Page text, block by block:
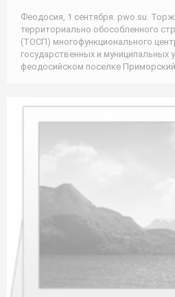
Феодосия, 1 сентября. pwo.su.
территориально обособленного
(ТОСП) многофункционального
государственных и муниципальных
феодосийском поселке